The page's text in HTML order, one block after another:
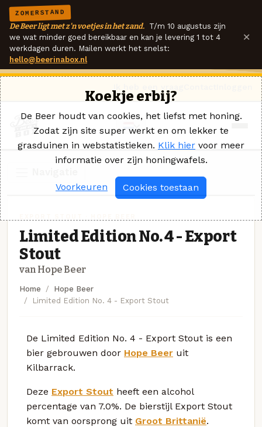
ZOMERSTAND
De Beer ligt met z'n voetjes in het zand. T/m 10 augustus zijn
we wat minder goed bereikbaar en kan je levering 1 tot 4
werkdagen duren. Mailen werkt het snelst:
hello@beerinabox.nl
×
Limited Edition No. 4 - Export
Stout
van Hope Beer
Home
Hope Beer
Limited Edition No. 4 - Export Stout
De Limited Edition No. 4 - Export Stout is een
bier gebrouwen door Hope Beer uit
Kilbarrack.
Deze Export Stout heeft een alcohol
percentage van 7.0%. De bierstijl Export Stout
komt van oorsprong uit Groot Brittanië.
Koekje erbij?
De Beer houdt van cookies, het liefst met honing.
Zodat zijn site super werkt en om lekker te
grasduinen in webstatistieken. Klik hier voor meer
informatie over zijn honingwafels.
Voorkeuren Cookies toestaan